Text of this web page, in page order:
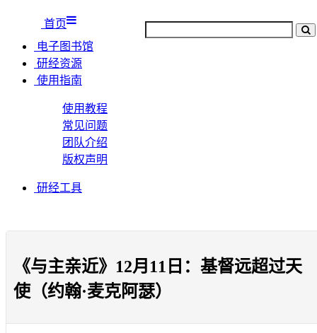
首页
电子图书馆
研经资源
使用指南
使用教程
常见问题
团队介绍
版权声明
研经工具
《与主亲近》12月11日：基督远超过天
使（约翰·麦克阿瑟）